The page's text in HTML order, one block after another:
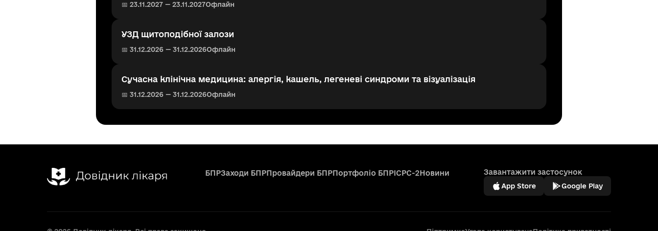
📅 23.11.2027 — 23.11.2027Офлайн
УЗД щитоподібної залози
📅 31.12.2026 — 31.12.2026Офлайн
Сучасна клінічна медицина: алергія, кашель, легеневі синдроми та візуалізація
📅 31.12.2026 — 31.12.2026Офлайн
БПРЗаходи БПРПровайдери БПРПортфоліо БПРICPC-2Новини Завантажити застосунок
App Store Google Play